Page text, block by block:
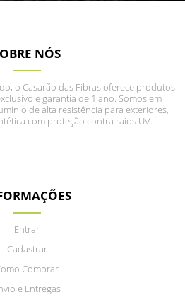
NÓS
o Casarão das Fibras oferece produtos
e garantia de 1 ano. Somos em
de alta resistência para exteriores,
com proteção contra raios UV.
Entrar
Cadastrar
Comprar
e Entregas